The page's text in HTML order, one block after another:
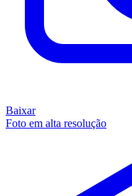
Baixar
Foto em alta resolução